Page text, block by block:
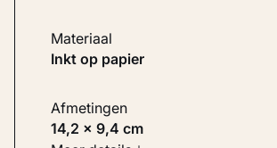
Materiaal
Inkt op papier
Afmetingen
14,2 × 9,4 cm